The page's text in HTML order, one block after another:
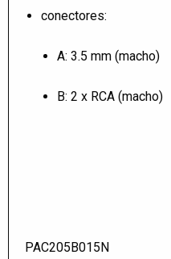
conectores:
A: 3.5 mm (macho)
B: 2 x RCA (macho)
PAC205B015N